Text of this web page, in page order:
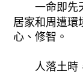
一命即先
居家和周遭環
心、修智。
人落土時